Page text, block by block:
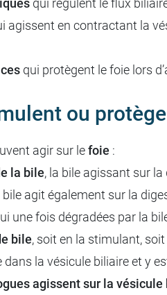
qui régulent le flux
agissent en contractant la
qui protègent le foie lors
ou
agir sur lefoie :
la bile, la bile agissant sur
agit également sur la
une fois dégradées par la
bile, soit en la stimulant,
la vésicule biliaire et y
agissent sur la